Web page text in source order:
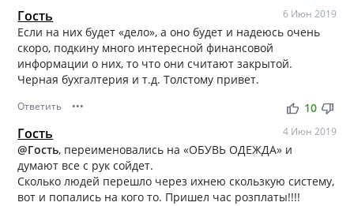
Гость 6 Июн 2019
Если на них будет «дело», а оно будет и надеюсь очень
скоро, подкину много интересной финансовой
информации о них, то что они считают закрытой.
Черная бухгалтерия и т.д. Толстому привет.
Ответить ••• thumb_up thumb_down
10
Гость 4 Июн 2019
@Гость, переименовались на «ОБУВЬ ОДЕЖДА» и
думают все с рук сойдет.
Сколько людей перешло через ихнею скользкую систему,
вот и попались на кого то. Пришел час розплаты!!!!